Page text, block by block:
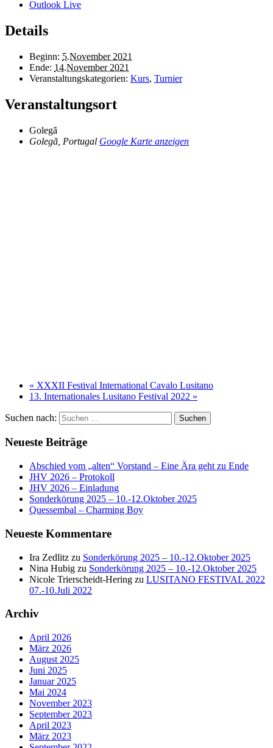
Outlook Live
Details
Beginn: 5.November 2021
Ende: 14.November 2021
Veranstaltungskategorien: Kurs, Turnier
Veranstaltungsort
Golegã
Golegã Portugal Google Karte anzeigen
« XXXII Festival International Cavalo Lusitano
13. Internationales Lusitano Festival 2022 »
Suchen nach:
Neueste Beiträge
Abschied vom „alten“ Vorstand – Eine Ära geht zu Ende
JHV 2026 – Protokoll
JHV 2026 – Einladung
Sonderkörung 2025 – 10.-12.Oktober 2025
Quessembal – Charming Boy
Neueste Kommentare
Ira Zedlitz zu Sonderkörung 2025 – 10.-12.Oktober 2025
Nina Hubig zu Sonderkörung 2025 – 10.-12.Oktober 2025
Nicole Trierscheidt-Hering zu LUSITANO FESTIVAL 2022
07.-10.Juli 2022
Archiv
April 2026
März 2026
August 2025
Juni 2025
Januar 2025
Mai 2024
November 2023
September 2023
April 2023
März 2023